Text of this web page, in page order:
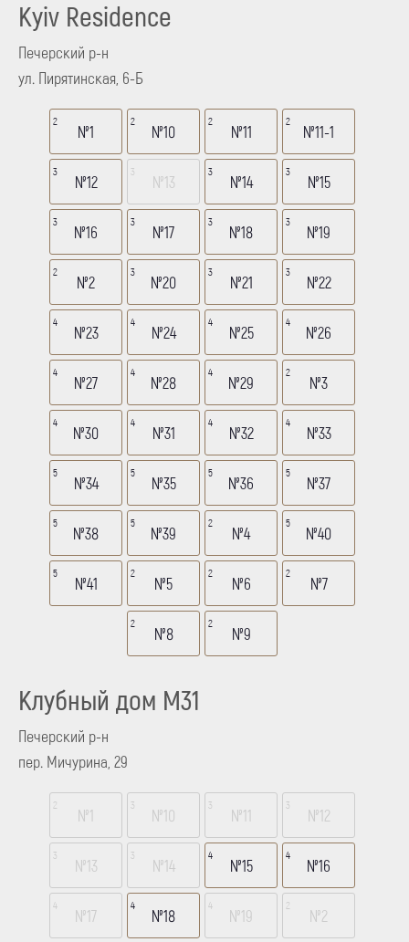
Kyiv Residence
Печерский р-н
ул. Пирятинская, 6-Б
№1
2
№10
2
№11
2
№11-1
2
№12
3
№13
3
№14
3
№15
3
№16
3
№17
3
№18
3
№19
3
№2
2
№20
3
№21
3
№22
3
№23
4
№24
4
№25
4
№26
4
№27
4
№28
4
№29
4
№3
2
№30
4
№31
4
№32
4
№33
4
№34
5
№35
5
№36
5
№37
5
№38
5
№39
5
№4
2
№40
5
№41
5
№5
2
№6
2
№7
2
№8
2
№9
2
Клубный дом M31
Печерский р-н
пер. Мичурина, 29
№1
2
№10
3
№11
3
№12
3
№13
3
№14
3
№15
4
№16
4
№17
4
№18
4
№19
4
№2
2